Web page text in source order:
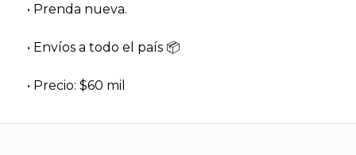
• Prenda nueva.
• Envíos a todo el país 📦
• Precio: $60 mil